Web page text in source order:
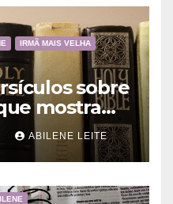
IRMÃ MAIS VELHA
sobre
mostram
Palavra de
ABILENE LEITE